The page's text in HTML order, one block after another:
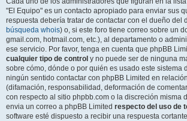
"El Equipo" es un contacto apropiado para enviar sus
respuesta debería tratar de contactar con el dueño del
búsqueda whois) o, si este foro tiene correo sobre un
gmail.com, hotmail.com, etc.), al departamento o
ese servicio. Por favor, tenga en cuenta que phpBB
cualquier tipo de control y no puede ser de ninguna
sobre cómo, dónde o por quién es usado este sistema
ningún sentido contactar con phpBB Limited en
(difamación, responsabilidad, deformación de
con respecto al sitio phpbb.com o la discreción misma
envia un correo a phpBB Limited respecto del uso de
software esté dispuesto a recibir una respuesta